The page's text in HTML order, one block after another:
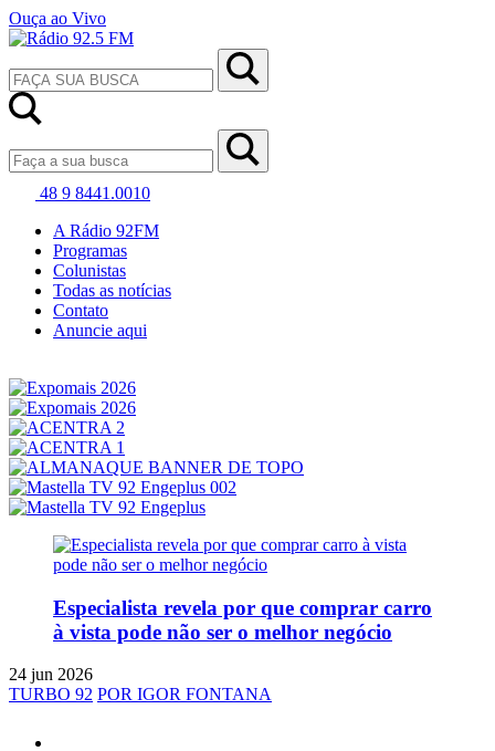
Ouça ao Vivo
48 9 8441.0010
A Rádio 92FM
Programas
Colunistas
Todas as notícias
Contato
Anuncie aqui
Especialista revela por que comprar carro
à vista pode não ser o melhor negócio
24 jun 2026
TURBO 92 POR IGOR FONTANA